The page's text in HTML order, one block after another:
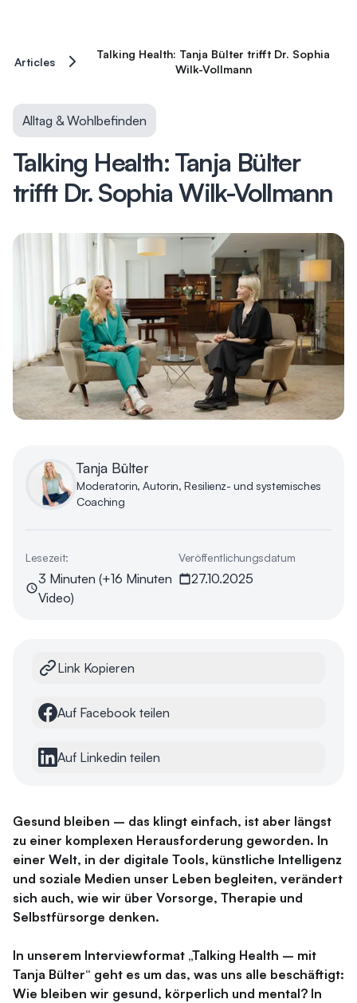
Tanja Bülter
Moderatorin, Autorin, Resilienz- und systemisches
Coaching
Lesezeit:
3 Minuten (+16 Minuten
Video)
Veröffentlichungsdatum
27.10.2025
Link Kopieren
Auf Facebook teilen
Auf Linkedin teilen
Articles
Talking Health: Tanja Bülter trifft Dr. Sophia
Wilk-Vollmann
Alltag & Wohlbefinden
Talking Health: Tanja Bülter
trifft Dr. Sophia Wilk-Vollmann
Gesund bleiben – das klingt einfach, ist aber längst
zu einer komplexen Herausforderung geworden. In
einer Welt, in der digitale Tools, künstliche Intelligenz
und soziale Medien unser Leben begleiten, verändert
sich auch, wie wir über Vorsorge, Therapie und
Selbstfürsorge denken.
In unserem Interviewformat „Talking Health – mit
Tanja Bülter“ geht es um das, was uns alle beschäftigt:
Wie bleiben wir gesund, körperlich und mental? In